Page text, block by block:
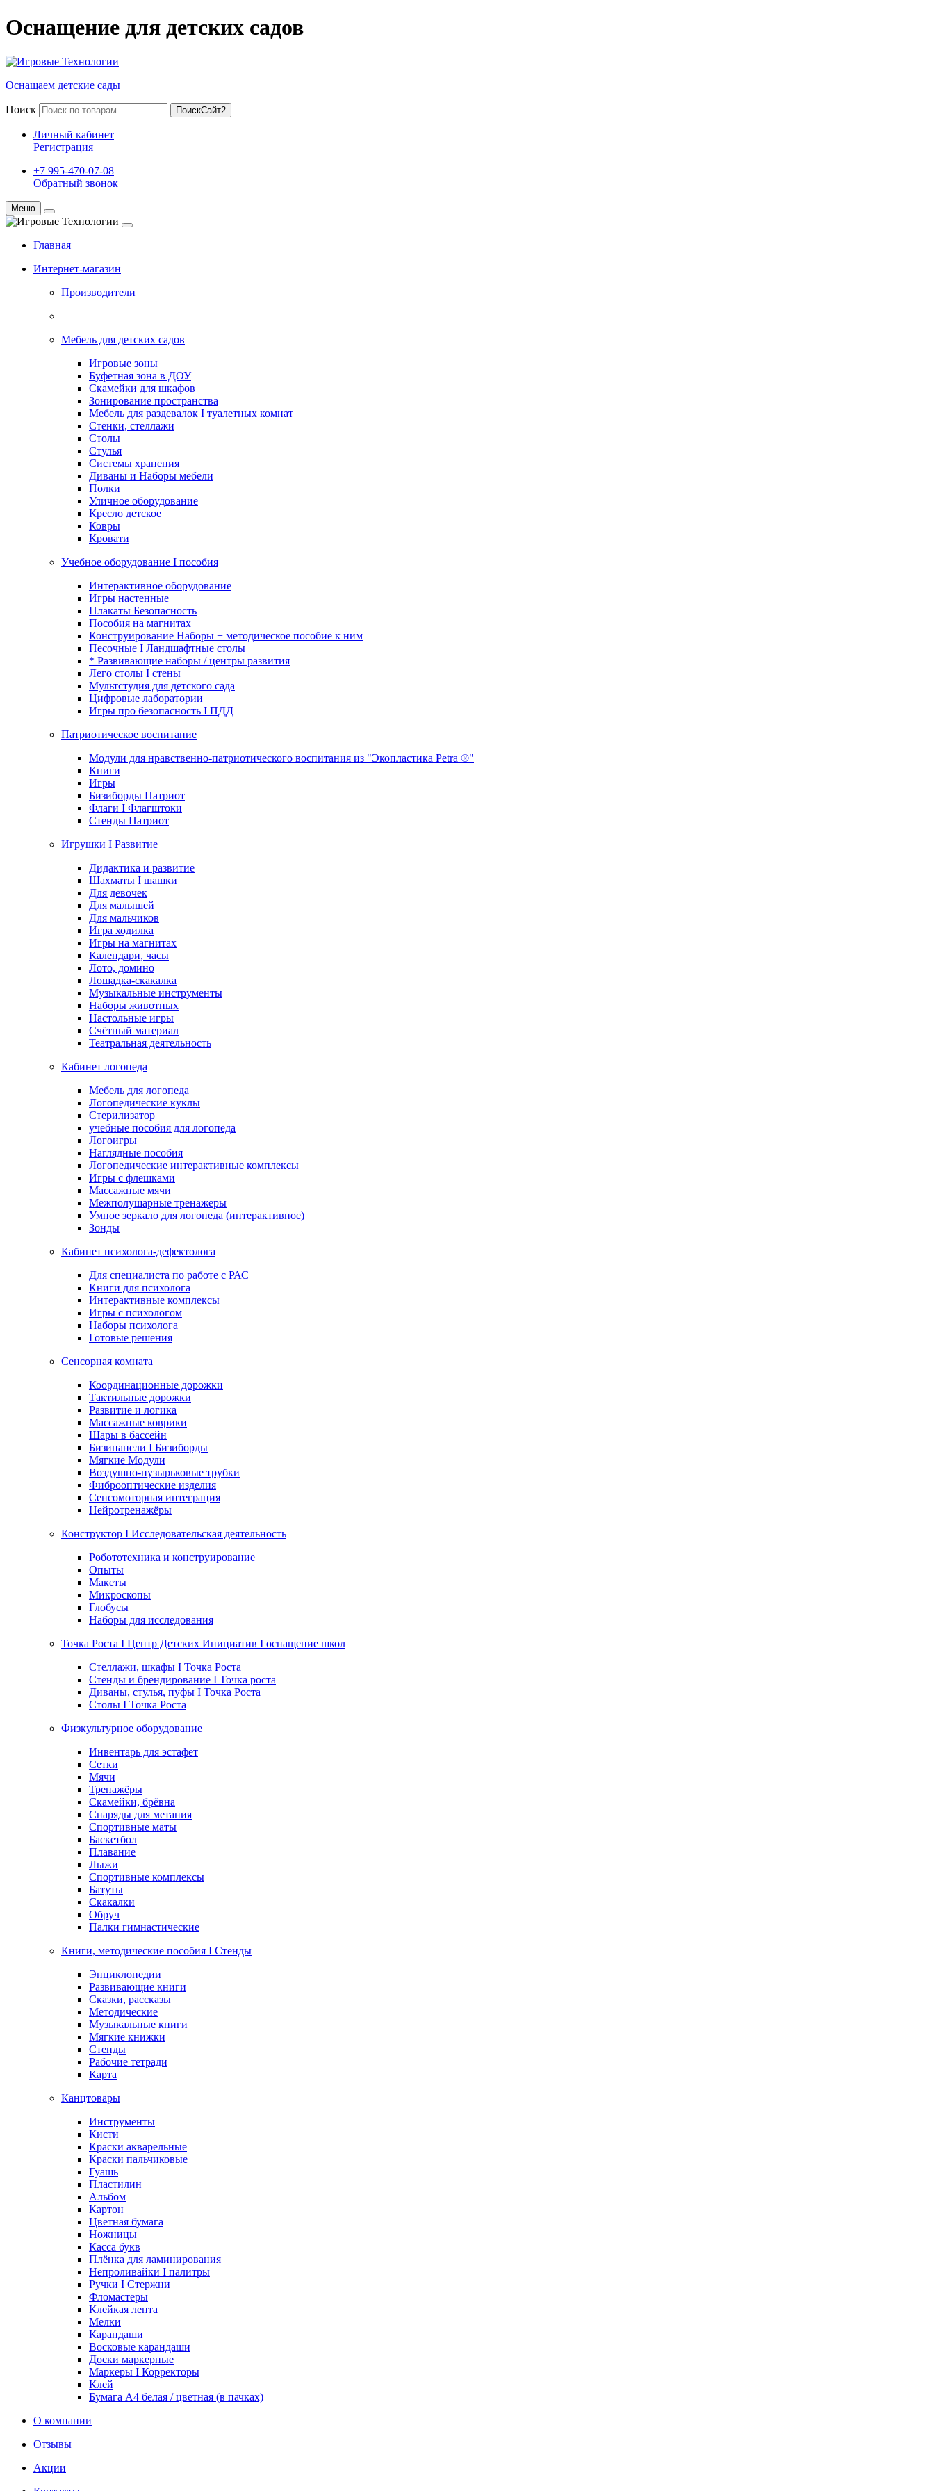
Оснащение для детских садов
Оснащаем детские сады
Поиск ПоискСайт2
Личный кабинет
Регистрация
+7 995-470-07-08
Обратный звонок
Меню
Главная
Интернет-магазин
Производители
Мебель для детских садов
Игровые зоны
Буфетная зона в ДОУ
Скамейки для шкафов
Зонирование пространства
Мебель для раздевалок I туалетных комнат
Стенки, стеллажи
Столы
Стулья
Системы хранения
Диваны и Наборы мебели
Полки
Уличное оборудование
Кресло детское
Ковры
Кровати
Учебное оборудование I пособия
Интерактивное оборудование
Игры настенные
Плакаты Безопасность
Пособия на магнитах
Конструирование Наборы + методическое пособие к ним
Песочные I Ландшафтные столы
* Развивающие наборы / центры развития
Лего столы I стены
Мультстудия для детского сада
Цифровые лаборатории
Игры про безопасность I ПДД
Патриотическое воспитание
Модули для нравственно-патриотического воспитания из "Экопластика Petra ®"
Книги
Игры
Бизиборды Патриот
Флаги I Флагштоки
Стенды Патриот
Игрушки I Развитие
Дидактика и развитие
Шахматы I шашки
Для девочек
Для малышей
Для мальчиков
Игра ходилка
Игры на магнитах
Календари, часы
Лото, домино
Лошадка-скакалка
Музыкальные инструменты
Наборы животных
Настольные игры
Счётный материал
Театральная деятельность
Кабинет логопеда
Мебель для логопеда
Логопедические куклы
Стерилизатор
учебные пособия для логопеда
Логоигры
Наглядные пособия
Логопедические интерактивные комплексы
Игры с флешками
Массажные мячи
Межполушарные тренажеры
Умное зеркало для логопеда (интерактивное)
Зонды
Кабинет психолога-дефектолога
Для специалиста по работе с РАС
Книги для психолога
Интерактивные комплексы
Игры с психологом
Наборы психолога
Готовые решения
Сенсорная комната
Координационные дорожки
Тактильные дорожки
Развитие и логика
Массажные коврики
Шары в бассейн
Бизипанели I Бизиборды
Мягкие Модули
Воздушно-пузырьковые трубки
Фиброоптические изделия
Сенсомоторная интеграция
Нейротренажёры
Конструктор I Исследовательская деятельность
Робототехника и конструирование
Опыты
Макеты
Микроскопы
Глобусы
Наборы для исследования
Точка Роста I Центр Детских Инициатив I оснащение школ
Стеллажи, шкафы I Точка Роста
Стенды и брендирование I Точка роста
Диваны, стулья, пуфы I Точка Роста
Столы I Точка Роста
Физкультурное оборудование
Инвентарь для эстафет
Сетки
Мячи
Тренажёры
Скамейки, брёвна
Снаряды для метания
Спортивные маты
Баскетбол
Плавание
Лыжи
Спортивные комплексы
Батуты
Скакалки
Обруч
Палки гимнастические
Книги, методические пособия I Стенды
Энциклопедии
Развивающие книги
Сказки, рассказы
Методические
Музыкальные книги
Мягкие книжки
Стенды
Рабочие тетради
Карта
Канцтовары
Инструменты
Кисти
Краски акварельные
Краски пальчиковые
Гуашь
Пластилин
Альбом
Картон
Цветная бумага
Ножницы
Касса букв
Плёнка для ламинирования
Непроливайки I палитры
Ручки I Стержни
Фломастеры
Клейкая лента
Мелки
Карандаши
Восковые карандаши
Доски маркерные
Маркеры I Корректоры
Клей
Бумага А4 белая / цветная (в пачках)
О компании
Отзывы
Акции